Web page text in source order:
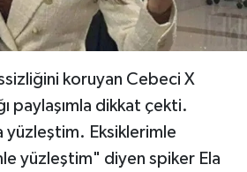
koruyan Cebeci X
paylaşımla dikkat çekti.
yüzleştim. Eksiklerimle
yüzleştim" diyen spiker Ela